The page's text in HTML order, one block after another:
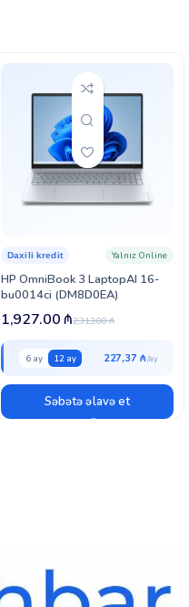
HP OmniBook 3 LaptopAI 16-
bu0014ci (DM8D0EA)
Daxili kredit Yalnız Online
2,313.00₼
1,927.00₼
6 ay 12 ay 227,37 ₼
Səbətə əlavə et